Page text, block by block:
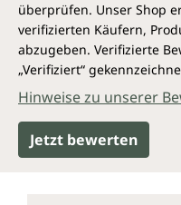
überprüfen. Unser Shop
verifizierten Käufern,
abzugeben. Verifizierte
„Verifiziert“
Hinweise zu unserer
Jetzt bewerten